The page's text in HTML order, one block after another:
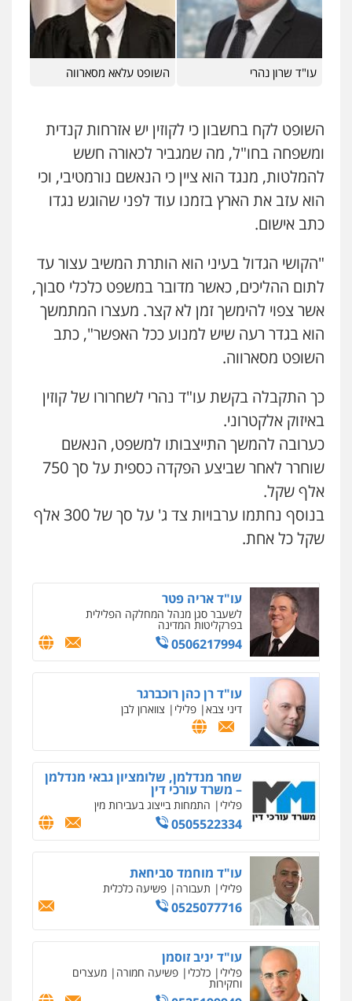
עו"ד שרון נהרי השופט עלאא מסארווה
השופט לקח בחשבון כי לקוזין יש אזרחות קנדית
ומשפחה בחו"ל, מה שמגביר לכאורה חשש
להמלטות, מנגד הוא ציין כי הנאשם נורמטיבי, וכי
הוא עזב את הארץ בזמנו עוד לפני שהוגש נגדו
כתב אישום.
"הקושי הגדול בעיני הוא הותרת המשיב עצור עד
לתום ההליכים, כאשר מדובר במשפט כלכלי סבוך,
אשר צפוי להימשך זמן לא קצר. מעצרו המתמשך
הוא בגדר רעה שיש למנוע ככל האפשר", כתב
השופט מסארווה.
כך התקבלה בקשת עו"ד נהרי לשחרורו של קוזין
באיזוק אלקטרוני.
כערובה להמשך התייצבותו למשפט, הנאשם
שוחרר לאחר שביצע הפקדה כספית על סך 750
אלף שקל.
בנוסף נחתמו ערבויות צד ג' על סך של 300 אלף
שקל כל אחת.
0506216813
עדי כרמלי – חברת עו"ד
עורכי דין לענייני אסירים
אילן כץ – משרד עורכי דין
משפט פלילי
ועדות חקירה
0546312410
פסיכיאטריה משפטית
0506216048
עו"ד אמיר כהן
פלילי
0537470000
אבי אמר משרד עורכי דין
פלילי משפחה אזרחי מסחרי
0502130230
אברהם שהבזי – משרד עורכי דין
מיסים כלכלי פלילי פשיעה כלכלית הלבנת
עו"ד אריה פטר
לשעבר סגן מנהל המחלקה הפלילית
בפרקליטות המדינה
0506217994
עו"ד רן כהן רוכברגר
דיני צבא פלילי צווארון לבן
שחר מנדלמן, שלומציון גבאי מנדלמן
– משרד עורכי דין
פלילי התמחות בייצוג בעבירות מין
0505522334
עו"ד מוחמד סביחאת
פלילי תעבורה פשיעה כלכלית
0525077716
עו"ד יניב זוסמן
פלילי כלכלי פשיעה חמורה מעצרים
וחקירות
ניר קידר – צלם
צילום עורכי דין שירותים מקצועיים לעורכי
דין
0504578527
רונן הלל – מוניטין
שליליים
שירותים מקצועיים לעורכי דין
0522508109
אחסון אתרים
מהירות הגנה גיבוי תמיכה שירותים
מקצועיים לעורכי דין
מרכז התחלה חדשה
לעורכי דין
0544500346
מאיה בלום, עו"ס, טיפול ושיקום
טיפול בהתמכרויות
לעורכי דין
0504062539